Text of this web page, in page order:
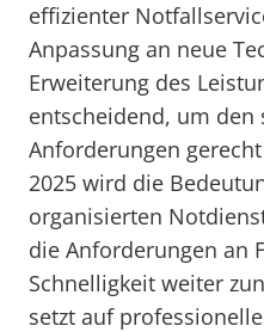
effizienter
Anpassung an neue
Erweiterung des
entscheidend, um den
Anforderungen
2025 wird die
organisierten
die Anforderungen an
Schnelligkeit weiter
setzt auf